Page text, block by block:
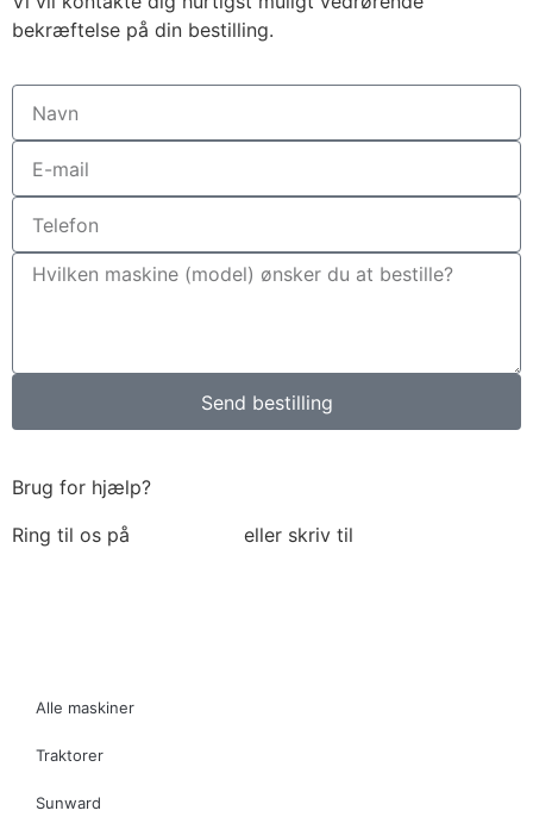
bekræftelse på din bestilling.
Send bestilling
Brug for hjælp?
Ring til os på
eller skriv til
Alle maskiner
Traktorer
Sunward